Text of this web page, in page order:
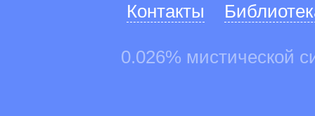
Контакты
0.026% мистической